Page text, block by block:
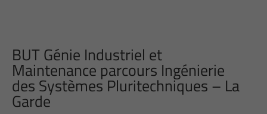
BUT Génie Industriel et
Maintenance parcours Ingénierie
des Systèmes Pluritechniques – La
Garde